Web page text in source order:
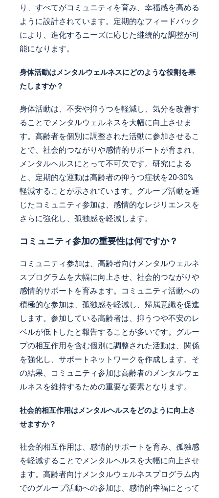
り、すべてがコミュニティを育み、幸福感を高める
ように設計されています。定期的なフィードバック
により、進化するニーズに応じた継続的な調整が可
能になります。
身体活動はメンタルウェルネスにどのような役割を果
たしますか？
身体活動は、不安や抑うつを軽減し、気分を改善す
ることでメンタルウェルネスを大幅に向上させま
す。高齢者を個別に調整された活動に参加させるこ
とで、社会的つながりや感情的サポートが育まれ、
メンタルヘルスにとって不可欠です。研究による
と、定期的な運動は高齢者の抑うつ症状を20-30%
軽減することが示されています。グループ活動を通
じたコミュニティ参加は、感情的なレジリエンスを
さらに強化し、孤独感を軽減します。
コミュニティ参加の重要性は何ですか？
コミュニティ参加は、高齢者向けメンタルウェルネ
スプログラムを大幅に向上させ、社会的つながりや
感情的サポートを育みます。コミュニティ活動への
積極的な参加は、孤独感を軽減し、帰属意識を促進
します。参加している高齢者は、抑うつや不安のレ
ベルが低下したと報告することが多いです。グルー
プの相互作用を含む個別に調整された活動は、関係
を強化し、サポートネットワークを作成します。そ
の結果、コミュニティ参加は高齢者のメンタルウェ
ルネスを維持するための重要な要素となります。
社会的相互作用はメンタルヘルスをどのように向上さ
せますか？
社会的相互作用は、感情的サポートを育み、孤独感
を軽減することでメンタルヘルスを大幅に向上させ
ます。高齢者向けメンタルウェルネスプログラム内
でのグループ活動への参加は、感情的幸福にとって